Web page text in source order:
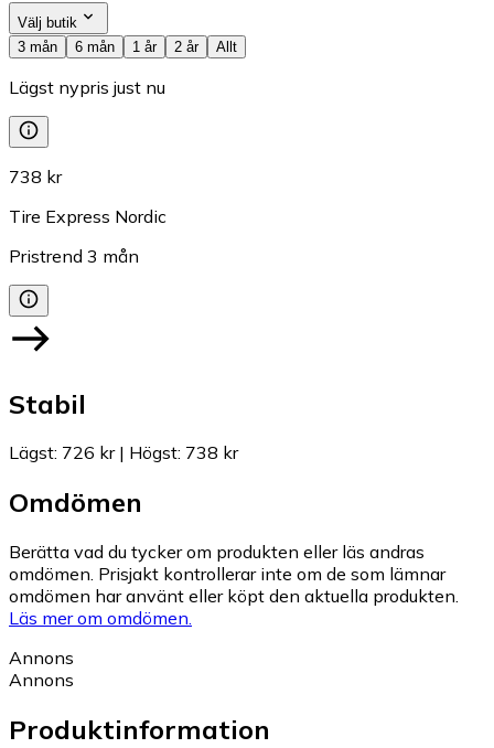
Välj butik
3 mån
6 mån 1 år 2 år Allt
Lägst nypris just nu
738 kr
Tire Express Nordic
Pristrend 3 mån
Stabil
Lägst: 726 kr| Högst: 738 kr
Omdömen
Berätta vad du tycker om produkten eller läs andras
omdömen. Prisjakt kontrollerar inte om de som lämnar
omdömen har använt eller köpt den aktuella produkten.
Läs mer om omdömen.
Annons
Annons
Produktinformation